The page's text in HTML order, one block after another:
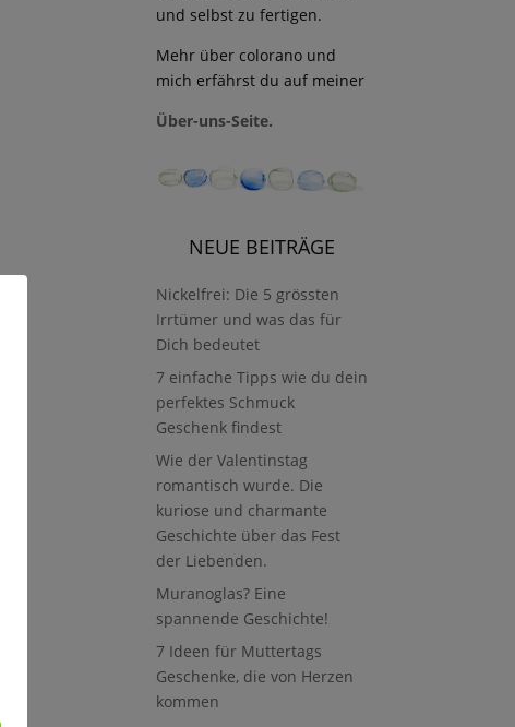
und selbst zu fertigen.
Mehr über colorano und
mich erfährst du auf meiner
Über-uns-Seite.
NEUE BEITRÄGE
Nickelfrei: Die 5 grössten
Irrtümer und was das für
Dich bedeutet
7 einfache Tipps wie du dein
perfektes Schmuck
Geschenk findest
Wie der Valentinstag
romantisch wurde. Die
kuriose und charmante
Geschichte über das Fest
der Liebenden.
Muranoglas? Eine
spannende Geschichte!
7 Ideen für Muttertags
Geschenke, die von Herzen
kommen